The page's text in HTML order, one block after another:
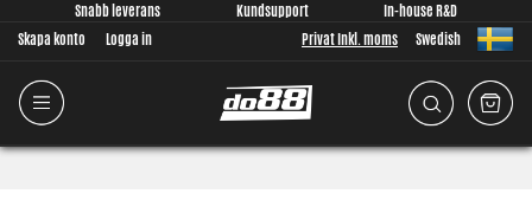
Snabb leverans Kundsupport
In-house R&D
Skapa konto
Logga in Privat Inkl. moms Swedish